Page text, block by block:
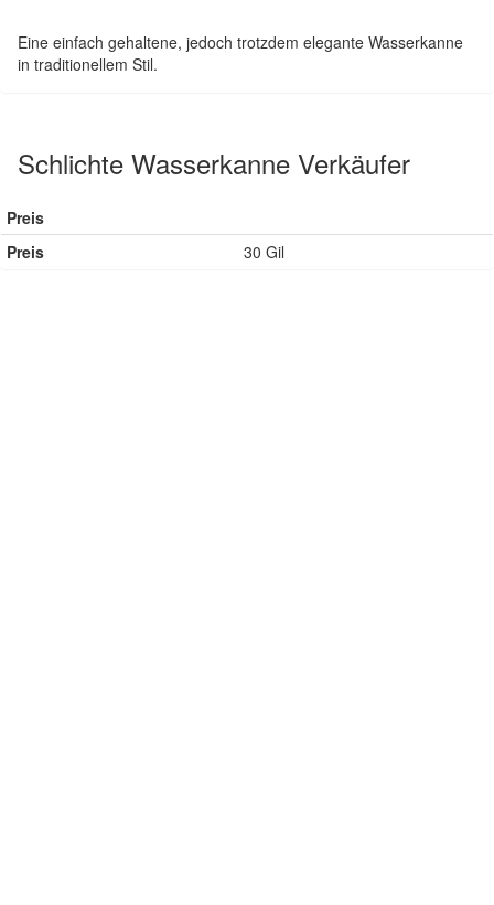
Eine einfach gehaltene, jedoch trotzdem elegante Wasserkanne
in traditionellem Stil.
Schlichte Wasserkanne Verkäufer
Preis
Preis
30 Gil